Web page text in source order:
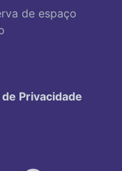
de espaço
Privacidade